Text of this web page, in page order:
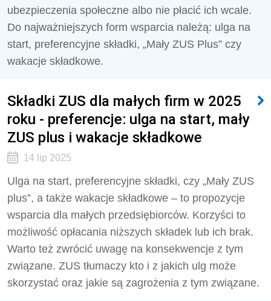
ubezpieczenia społeczne albo nie płacić ich wcale.
Do najważniejszych form wsparcia należą: ulga na
start, preferencyjne składki, „Mały ZUS Plus” czy
wakacje składkowe.
Składki ZUS dla małych firm w 2025
roku - preferencje: ulga na start, mały
ZUS plus i wakacje składkowe
14 lip 2025
Ulga na start, preferencyjne składki, czy „Mały ZUS
plus”, a także wakacje składkowe – to propozycje
wsparcia dla małych przedsiębiorców. Korzyści to
możliwość opłacania niższych składek lub ich brak.
Warto też zwrócić uwagę na konsekwencje z tym
związane. ZUS tłumaczy kto i z jakich ulg może
skorzystać oraz jakie są zagrożenia z tym związane.